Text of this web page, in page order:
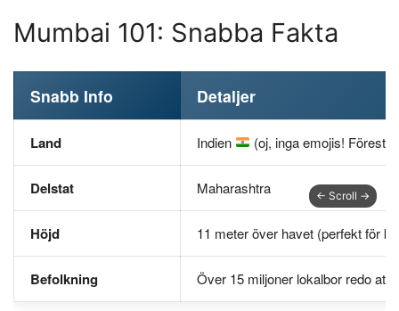
Mumbai 101: Snabba Fakta
Snabb Info Detaljer
Land Indien (oj, inga emojis!
Delstat Maharashtra
Höjd 11 meter över havet (perfekt för
Befolkning Över 15 miljoner lokalbor redo att